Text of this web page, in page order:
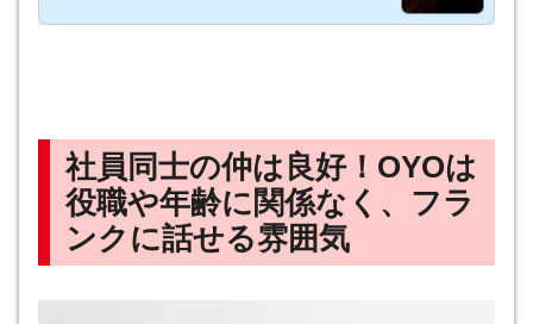
社員同士の仲は良好！OYOは
役職や年齢に関係なく、フラ
ンクに話せる雰囲気